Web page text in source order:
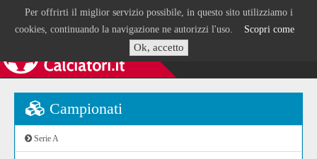
Per offrirti il miglior servizio possibile, in questo sito utilizziamo i
cookies, continuando la navigazione ne autorizzi l'uso. Scopri come
Ok, accetto
Campionati
Serie A